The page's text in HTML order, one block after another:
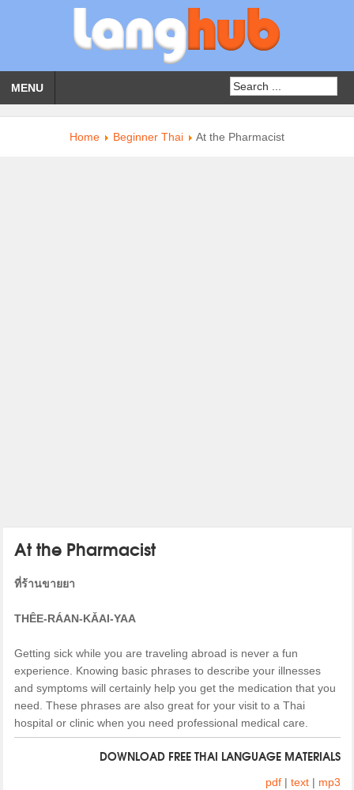
MENU
Home Beginner Thai At the Pharmacist
At the Pharmacist
ที่ร้านขายยา
THÊE-RÁAN-KǍAI-YAA
Getting sick while you are traveling abroad is never a fun
experience. Knowing basic phrases to describe your illnesses
and symptoms will certainly help you get the medication that you
need. These phrases are also great for your visit to a Thai
hospital or clinic when you need professional medical care.
DOWNLOAD FREE THAI LANGUAGE MATERIALS
pdf| text| mp3